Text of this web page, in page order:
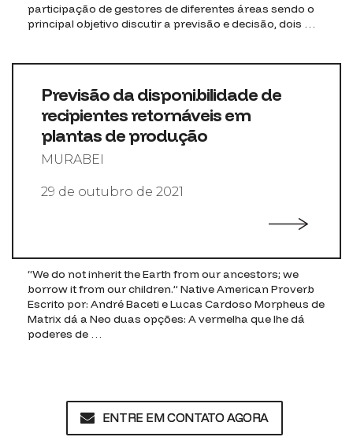
participação de gestores de diferentes áreas sendo o
principal objetivo discutir a previsão e decisão, dois …
Previsão da disponibilidade de
recipientes retornáveis em
plantas de produção
MURABEI
29 de outubro de 2021
“We do not inherit the Earth from our ancestors; we
borrow it from our children.” Native American Proverb
Escrito por: André Baceti e Lucas Cardoso Morpheus de
Matrix dá a Neo duas opções: A vermelha que lhe dá
poderes de …
ENTRE EM CONTATO AGORA